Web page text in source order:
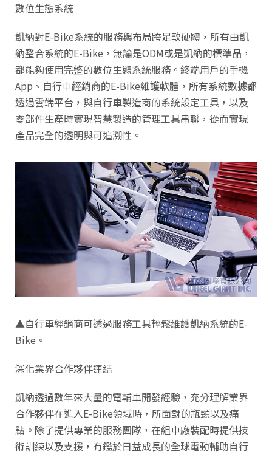
數位生態系統
凱納對E-Bike系統的服務與布局跨足軟硬體，所有由凱
納整合系統的E-Bike，無論是ODM或是凱納的標準品，
都能夠使用完整的數位生態系統服務。終端用戶的手機
App、自行車經銷商的E-Bike維護軟體，所有系統數據都
透過雲端平台，與自行車製造商的系統設定工具，以及
零部件生產時實現智慧製造的管理工具串聯，從而實現
產品完全的透明與可追溯性。
▲自行車經銷商可透過服務工具輕鬆維護凱納系統的E-
Bike。
深化業界合作夥伴連結
凱納透過數年來大量的電輔車開發經驗，充分理解業界
合作夥伴在進入E-Bike領域時，所面對的瓶頸以及痛
點。除了提供專業的服務團隊，在組車廠裝配時提供技
術訓練以及支援，有鑑於日益成長的全球電動輔助自行